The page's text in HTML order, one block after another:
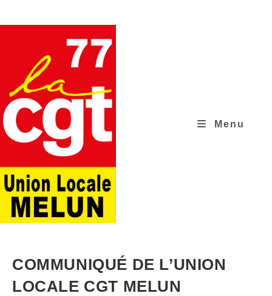
to
Menu
COMMUNIQUÉ DE L’UNION
LOCALE CGT MELUN